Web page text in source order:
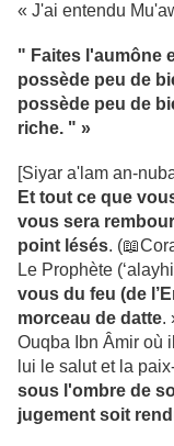
« J'ai entendu
" Faites l'aumône
possède peu de
possède peu de
riche. " »
[Siyar a'lam an-
Et tout ce que
vous sera
point lésés. (📖
Le Prophète
vous du feu (de
morceau de datte.
Ouqba Ibn Âmir où
lui le salut et la
sous l'ombre de
jugement soit